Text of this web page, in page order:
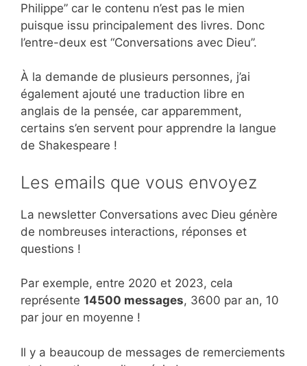
Philippe” car le contenu n’est pas le mien
puisque issu principalement des livres. Donc
l’entre-deux est “Conversations avec Dieu”.
À la demande de plusieurs personnes, j’ai
également ajouté une traduction libre en
anglais de la pensée, car apparemment,
certains s’en servent pour apprendre la langue
de Shakespeare !
Les emails que vous envoyez
La newsletter Conversations avec Dieu génère
de nombreuses interactions, réponses et
questions !
Par exemple, entre 2020 et 2023, cela
représente 14500 messages, 3600 par an, 10
par jour en moyenne !
Il y a beaucoup de messages de remerciements